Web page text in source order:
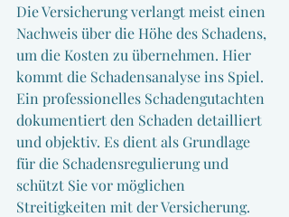
Die Versicherung verlangt meist einen
Nachweis über die Höhe des Schadens,
um die Kosten zu übernehmen. Hier
kommt die Schadensanalyse ins Spiel.
Ein professionelles Schadengutachten
dokumentiert den Schaden detailliert
und objektiv. Es dient als Grundlage
für die Schadensregulierung und
schützt Sie vor möglichen
Streitigkeiten mit der Versicherung.